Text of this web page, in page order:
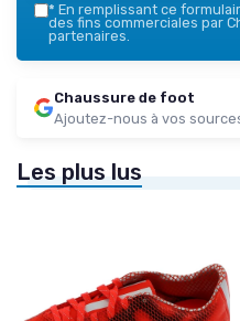
* En remplissant ce
des fins commerciales par
partenaires.
Chaussure de foot
Ajoutez-nous à vos
Les plus lus